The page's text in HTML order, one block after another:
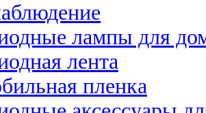
лампы для
лента
пленка